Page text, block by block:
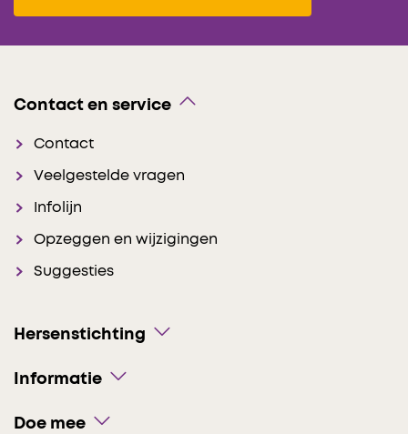
Contact en service
Contact
Veelgestelde vragen
Infolijn
Opzeggen en wijzigingen
Suggesties
Hersenstichting
Informatie
Doe mee